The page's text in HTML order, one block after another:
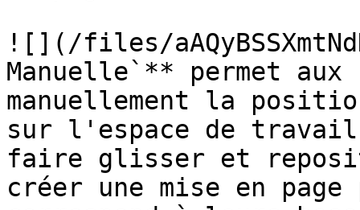
![](/files/
Manuelle`** permet
manuellement la
sur l'espace de
faire glisser et
créer une mise en